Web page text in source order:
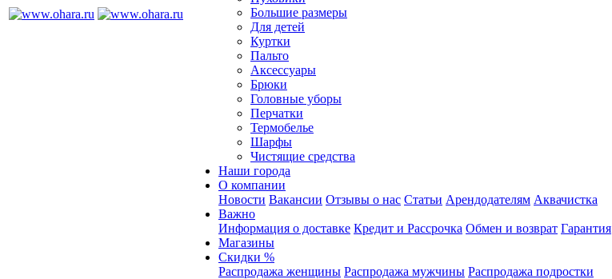
Большие размеры
Для детей
Куртки
Пальто
Аксессуары
Брюки
Головные уборы
Перчатки
Термобелье
Шарфы
Чистящие средства
Наши города
О компании
Новости Вакансии Отзывы о нас Статьи Арендодателям Аквачистка
Важно
Информация о доставке Кредит и Рассрочка Обмен и возврат Гарантия
Магазины
Скидки %
Распродажа женщины Распродажа мужчины Распродажа подростки